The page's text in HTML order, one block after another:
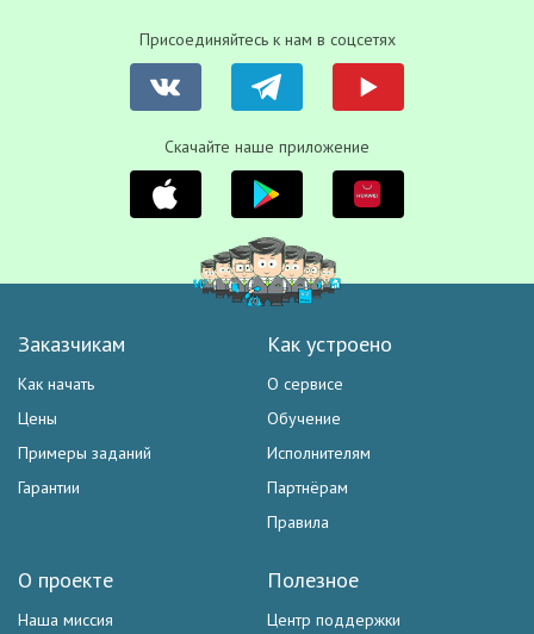
Присоединяйтесь к нам в соцсетях
Скачайте наше приложение
Заказчикам
Как начать
Цены
Примеры заданий
Гарантии
Как устроено
О сервисе
Обучение
Исполнителям
Партнёрам
Правила
Полезное
Центр поддержки
О проекте
Наша миссия